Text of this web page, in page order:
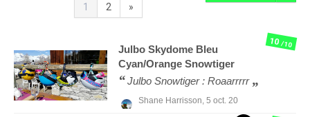
1
2 »
Julbo Skydome Bleu
Cyan/Orange Snowtiger
Julbo Snowtiger : Roaarrrrr
Shane Harrisson, 5 oct. 20
10/10